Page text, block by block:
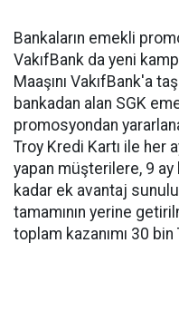
Bankaların emekli
VakıfBank da yeni
Maaşını VakıfBank'a
bankadan alan SGK
promosyondan
Troy Kredi Kartı ile her
yapan müşterilere, 9
kadar ek avantaj
tamamının yerine
toplam kazanımı 30